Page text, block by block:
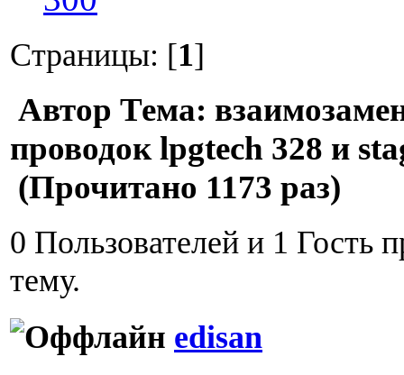
Страницы: [1]
Автор Тема:
проводок lpgtech 328 и
(Прочитано 1173 раз)
0 Пользователей и 1 Гость
тему.
edisan